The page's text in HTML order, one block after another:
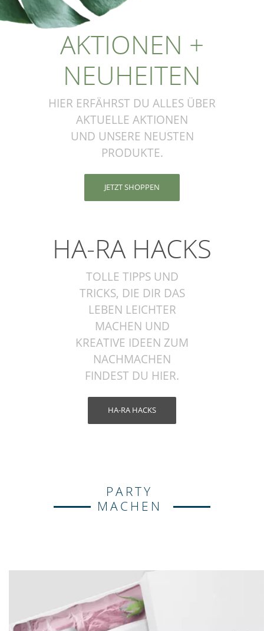
AKTIONEN +
NEUHEITEN
HIER ERFÄHRST DU ALLES ÜBER
AKTUELLE AKTIONEN
UND UNSERE NEUSTEN
PRODUKTE.
JETZT SHOPPEN
HA-RA HACKS
TOLLE TIPPS UND
TRICKS, DIE DIR DAS
LEBEN LEICHTER
MACHEN UND
KREATIVE IDEEN ZUM
NACHMACHEN
FINDEST DU HIER.
HA-RA HACKS
PARTY
MACHEN